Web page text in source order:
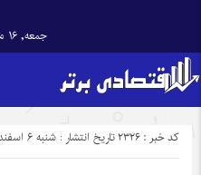
جمعه, ۱۶ مرداد , ۱۴۰۵
تاریخ انتشار : شنبه ۶ اسفند ۱۴۰۱ - ۱۲:۰۹ کد خبر : 2326